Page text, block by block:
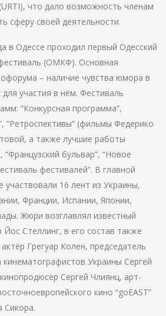
что дало возможность членам
сферу своей деятельности.
в Одессе проходил первый Одесский
(ОМКФ). Основная
– наличие чувства юмора в
участия в нём. Фестиваль
“Конкурсная программа”,
“Ретроспективы” (фильмы Федерико
а также лучшие работы
“Французский бульвар”, “Новое
фестивалей”. В главной
участвовали 16 лент из Украины,
Франции, Испании, Японии,
Жюри возглавлял известный
Йос Стеллинг, в его состав также
Грегуар Колен, председатель
Украины Сергей
Сергей Члиянц, арт-
кино “goEAST”
Сикора.